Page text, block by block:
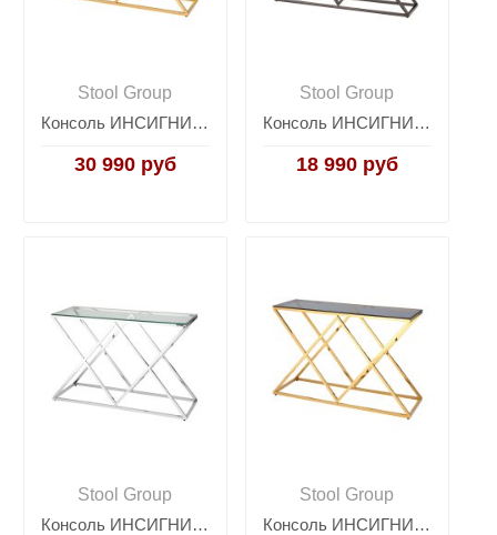
Stool Group
Консоль ИНСИГНИЯ 115*30 золото стекло smoke
30 990 руб
Stool Group
Консоль ИНСИГНИЯ 115*30 сталь темный хром стекло smoke
18 990 руб
Stool Group
Консоль ИНСИГНИЯ 120*40 серебро
Stool Group
Консоль ИНСИГНИЯ 120*40 золото стекло smoke